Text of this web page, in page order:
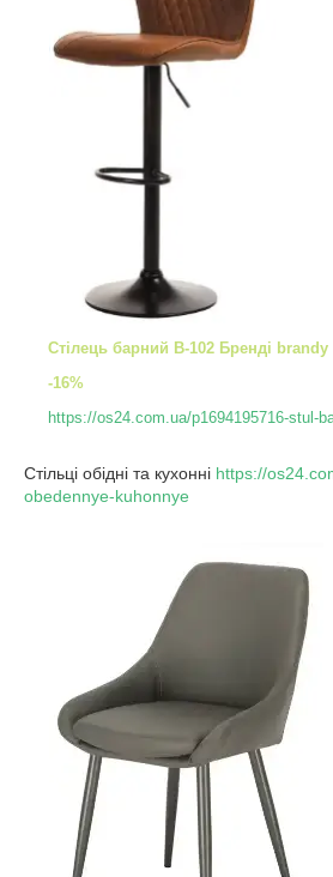
Стілець барний B-102 Бренді brandy
-16%
https://os24.com.ua/p1694195716-stul-
Стільці обідні та кухонні https://
obedennye-kuhonnye